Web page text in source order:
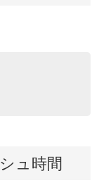
ュ時間